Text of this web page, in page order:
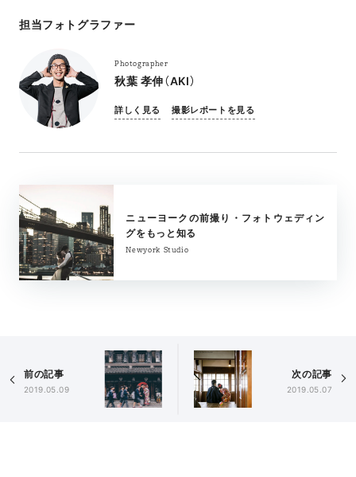
担当フォトグラファー
Photographer
秋葉 孝伸（AKI）
詳しく見る 撮影レポートを見る
ニューヨークの前撮り・フォトウェディン
グをもっと知る
Newyork Studio
前の記事
2019.05.09
次の記事
2019.05.07